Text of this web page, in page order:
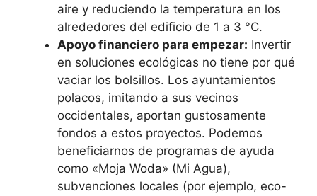
aire y reduciendo la temperatura en los
alrededores del edificio de 1 a 3 °C.
Apoyo financiero para empezar: Invertir
en soluciones ecológicas no tiene por qué
vaciar los bolsillos. Los ayuntamientos
polacos, imitando a sus vecinos
occidentales, aportan gustosamente
fondos a estos proyectos. Podemos
beneficiarnos de programas de ayuda
como «Moja Woda» (Mi Agua),
subvenciones locales (por ejemplo, eco-